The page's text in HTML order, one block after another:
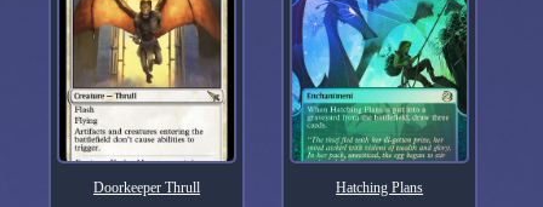
Doorkeeper Thrull Hatching Plans